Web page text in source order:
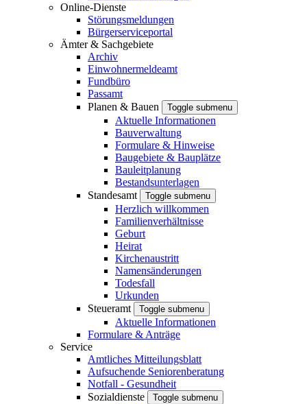
Online-Dienste
Störungsmeldungen
Bürgerserviceportal
Ämter & Sachgebiete
Archiv
Einwohnermeldeamt
Fundbüro
Passamt
Planen & Bauen
Toggle submenu
Aktuelle Informationen
Bauverwaltung
Formulare & Hinweise
Baugebiete & Bauplätze
Bauleitplanung
Bestandsunterlagen
Standesamt
Toggle submenu
Herzlich willkommen
Familienverhältnisse
Geburt
Heirat
Kirchenaustritt
Namensänderungen
Todesfall
Urkunden
Steueramt
Toggle submenu
Aktuelle Informationen
Formulare & Anträge
Service
Amtliches Mitteilungsblatt
Aufsuchende Seniorenberatung
Notfall - Gesundheit
Sozialdienste
Toggle submenu